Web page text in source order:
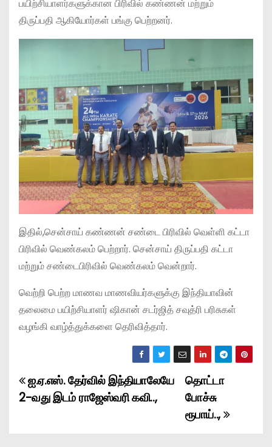
பயிற்சியாளர்களுக்கான பிரிவில் கண்ணன் மற்றும்
திருப்பதி ஆகியோர்கள் பங்கு பெற்றனர்.
இதில்,சென்சாய் கண்ணன் சண்டை பிரிவில் வெள்ளி கட்டா
பிரிவில் வெண்கலம் பெற்றார். சென்சாய் திருப்பதி கட்டா
மற்றும் சண்டைபிரிவில் வெண்கலம் வென்றார்.
வெற்றி பெற்ற மாணவ மாணவியர்களுக்கு இந்தியாவின்
தலைமை பயிற்சியாளர் ஷிகான் சடர்ஜித் சவுத்ரி பரிசுகள்
வழங்கி வாழ்த்துக்களை தெரிவித்தார்.
P
தொட்டா
போச்சு
ரூபாய்..,
ஐ.ஏ.எஸ். தேர்வில் இந்தியாலேயே
2-வது இடம் ராஜேஸ்வரி கவி..,